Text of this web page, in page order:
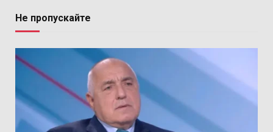
Не пропускайте